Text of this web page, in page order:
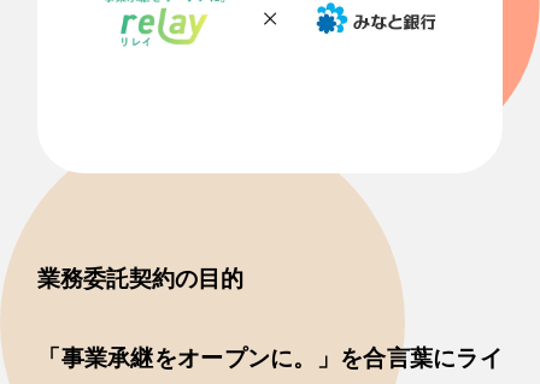
業務委託契約の目的
「事業承継をオープンに。」を合言葉にライ